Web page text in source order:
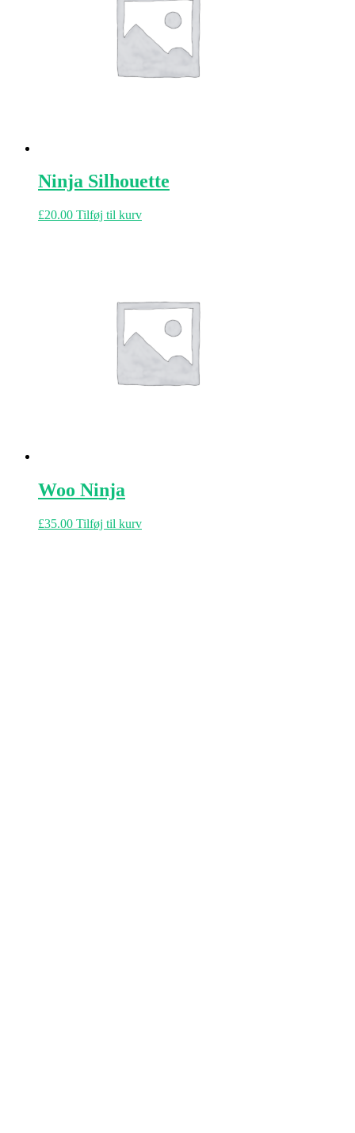
Ninja Silhouette
£20.00 Tilføj til kurv
Woo Ninja
£35.00 Tilføj til kurv